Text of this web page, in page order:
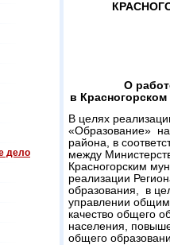
дело
О
в
В целях
«Образование» на
района, в
между
Красногорским
реализации
образования, в
управлении
качество общего
населения,
общего